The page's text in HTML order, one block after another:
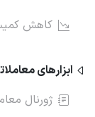
فصل دوره مربیگری ۲۰۲۲
فصل دوره مربیگری ۲۰۲۲
کاهش
ابزارهای
ژورنال